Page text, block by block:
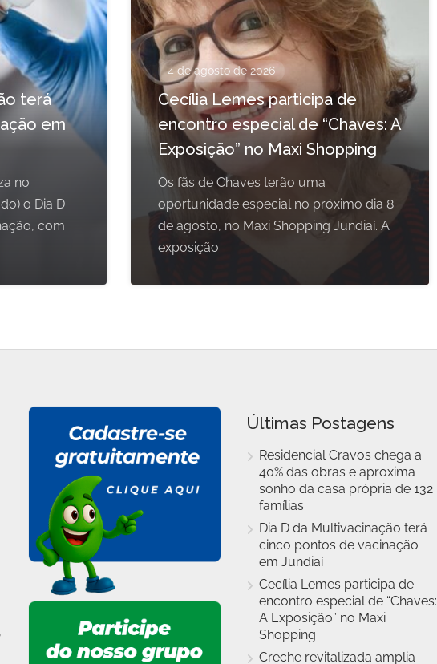
terá
em
no
o Dia D
com
4 de agosto de 2026
Cecília Lemes participa de
encontro especial de “Chaves: A
Exposição” no Maxi Shopping
Os fãs de Chaves terão uma
oportunidade especial no próximo dia 8
de agosto, no Maxi Shopping Jundiaí. A
exposição
Últimas Postagens
Residencial Cravos chega a
40% das obras e aproxima
sonho da casa própria de 132
famílias
Dia D da Multivacinação terá
cinco pontos de vacinação
em Jundiaí
Cecília Lemes participa de
encontro especial de “Chaves:
A Exposição” no Maxi
Shopping
Creche revitalizada amplia